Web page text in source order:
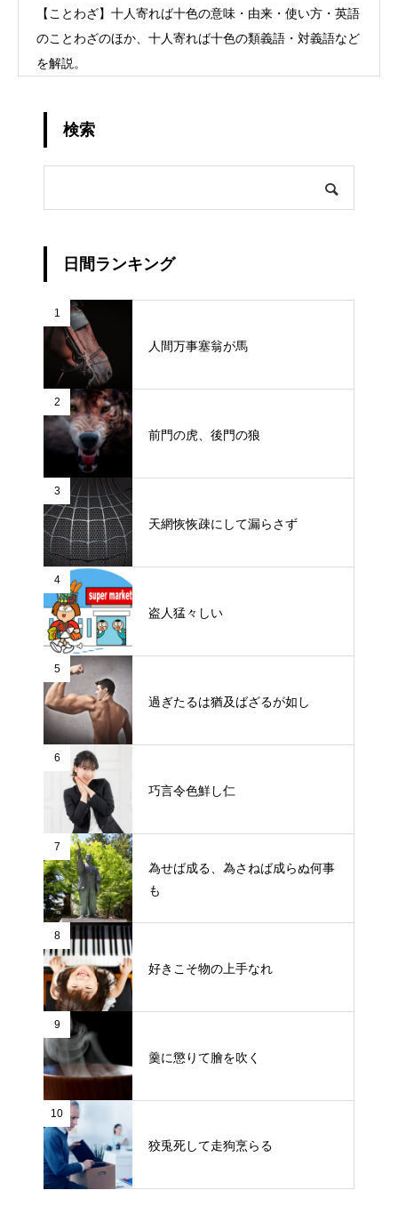
【ことわざ】十人寄れば十色の意味・由来・使い方・英語
のことわざのほか、十人寄れば十色の類義語・対義語など
を解説。
検索
日間ランキング
1
人間万事塞翁が馬
2
前門の虎、後門の狼
3
天網恢恢疎にして漏らさず
4
盗人猛々しい
5
過ぎたるは猶及ばざるが如し
6
巧言令色鮮し仁
7
為せば成る、為さねば成らぬ何事
も
8
好きこそ物の上手なれ
9
羹に懲りて膾を吹く
10
狡兎死して走狗烹らる